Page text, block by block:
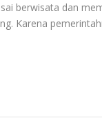
berwisata dan
Karena